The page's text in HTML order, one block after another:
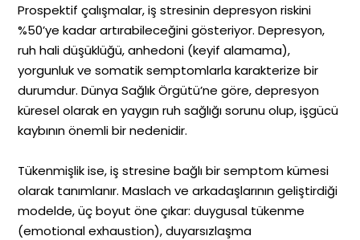
Prospektif çalışmalar, iş stresinin depresyon riskini
%50’ye kadar artırabileceğini gösteriyor. Depresyon,
ruh hali düşüklüğü, anhedoni (keyif alamama),
yorgunluk ve somatik semptomlarla karakterize bir
durumdur. Dünya Sağlık Örgütü’ne göre, depresyon
küresel olarak en yaygın ruh sağlığı sorunu olup, işgücü
kaybının önemli bir nedenidir.
Tükenmişlik ise, iş stresine bağlı bir semptom kümesi
olarak tanımlanır. Maslach ve arkadaşlarının geliştirdiği
modelde, üç boyut öne çıkar: duygusal tükenme
(emotional exhaustion), duyarsızlaşma